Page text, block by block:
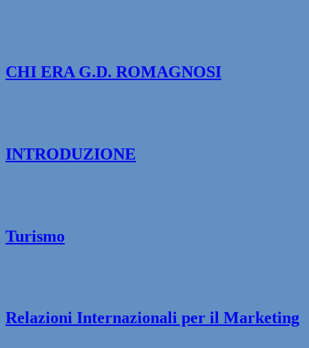
CHI ERA G.D. ROMAGNOSI
INTRODUZIONE
Turismo
Relazioni Internazionali per il Marketing